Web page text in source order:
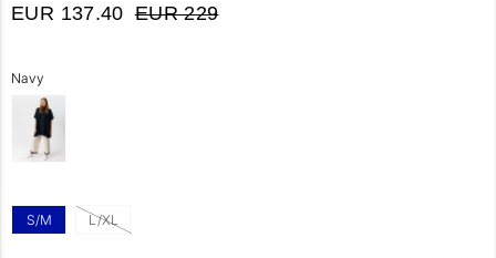
EUR 137.40 EUR 229
Navy
S/M L/XL